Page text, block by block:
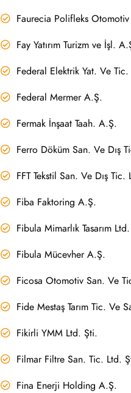
Faurecia Polifleks
Fay Yatırım Turizm ve İşl.
Federal Elektrik Yat. Ve
Federal Mermer A.Ş.
Fermak İnşaat Taah. A.Ş.
Ferro Döküm San. Ve Dış
FFT Tekstil San. Ve Dış Tic.
Fiba Faktoring A.Ş.
Fibula Mimarlık Tasarım
Fibula Mücevher A.Ş.
Ficosa Otomotiv San. Ve
Fide Mestaş Tarım Tic. Ve
Fikirli YMM Ltd. Şti.
Filmar Filtre San. Tic. Ltd.
Fina Enerji Holding A.Ş.